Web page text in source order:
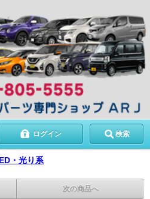
ログイン 検索
・光り系
次の商品へ